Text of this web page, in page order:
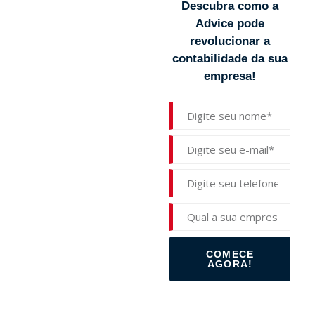
Descubra como a
Advice pode
revolucionar a
contabilidade da sua
empresa!
COMECE
AGORA!